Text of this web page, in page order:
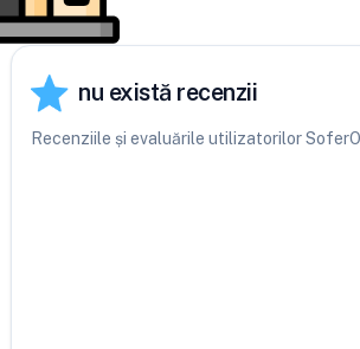
nu există recenzii
Recenziile și evaluările utilizatorilor